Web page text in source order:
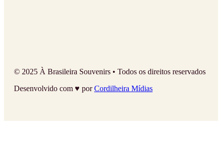
© 2025 À Brasileira Souvenirs • Todos os direitos reservados
Desenvolvido com ♥ porCordilheira Mídias